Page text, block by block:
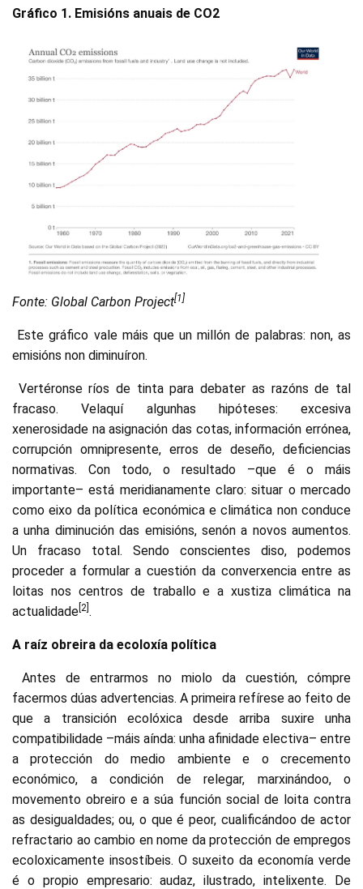
Gráfico 1. Emisións anuais de CO2
Fonte: Global Carbon Project[1]
Este gráfico vale máis que un millón de palabras: non, as
emisións non diminuíron.
Vertéronse ríos de tinta para debater as razóns de tal
fracaso. Velaquí algunhas hipóteses: excesiva
xenerosidade na asignación das cotas, información errónea,
corrupción omnipresente, erros de deseño, deficiencias
normativas. Con todo, o resultado –que é o máis
importante– está meridianamente claro: situar o mercado
como eixo da política económica e climática non conduce
a unha diminución das emisións, senón a novos aumentos.
Un fracaso total. Sendo conscientes diso, podemos
proceder a formular a cuestión da converxencia entre as
loitas nos centros de traballo e a xustiza climática na
actualidade [2] .
A raíz obreira da ecoloxía política
Antes de entrarmos no miolo da cuestión, cómpre
facermos dúas advertencias. A primeira refírese ao feito de
que a transición ecolóxica desde arriba suxire unha
compatibilidade –máis aínda: unha afinidade electiva– entre
a protección do medio ambiente e o crecemento
económico, a condición de relegar, marxinándoo, o
movemento obreiro e a súa función social de loita contra
as desigualdades; ou, o que é peor, cualificándoo de actor
refractario ao cambio en nome da protección de empregos
ecoloxicamente insostíbeis. O suxeito da economía verde
é o propio empresario: audaz, ilustrado, intelixente. De